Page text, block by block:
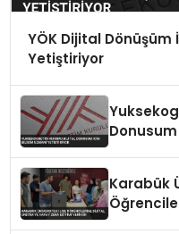
YÖK Dijital Dönüşüm
Yetiştiriyor
Karabük